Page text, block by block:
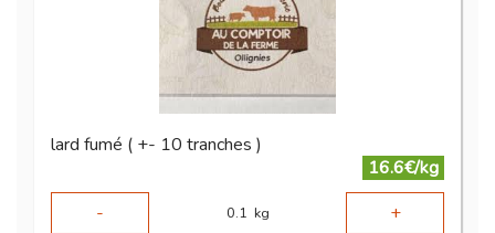
lard fumé ( +- 10 tranches )
16.6€/kg
-
0.1 kg +